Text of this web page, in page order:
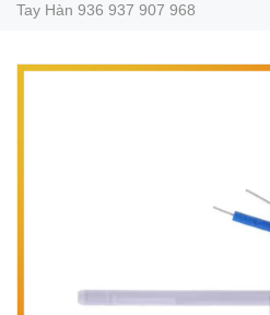
Tay Hàn 936 937 907 968